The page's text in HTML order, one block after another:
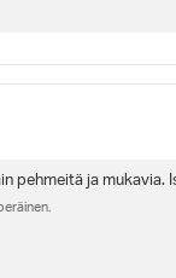
pehmeitä ja